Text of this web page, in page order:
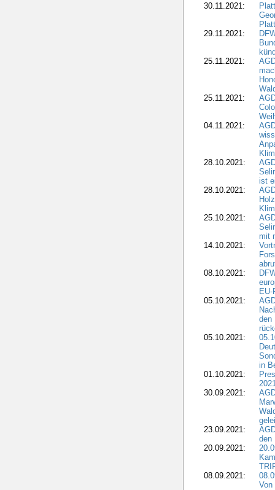
30.11.2021:
29.11.2021:
25.11.2021:
25.11.2021:
04.11.2021:
28.10.2021:
ist
28.10.2021:
25.10.2021:
mit
14.10.2021:
08.10.2021:
05.10.2021:
den
05.10.2021:
in
01.10.2021:
30.09.2021:
23.09.2021:
den
20.09.2021:
08.09.2021: